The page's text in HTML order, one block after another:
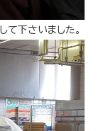
て下さいました。